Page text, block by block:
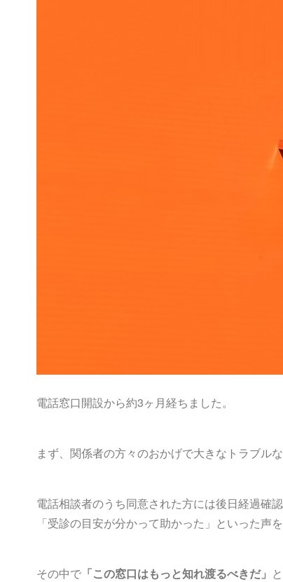
電話窓口開設から約3ヶ月経ちました。
まず、関係者の方々のおかげで大きなトラブル
電話相談者のうち同意された方には後日経過確
「受診の目安が分かって助かった」といった声
その中で 「この窓口はもっと知れ渡るべきだ」